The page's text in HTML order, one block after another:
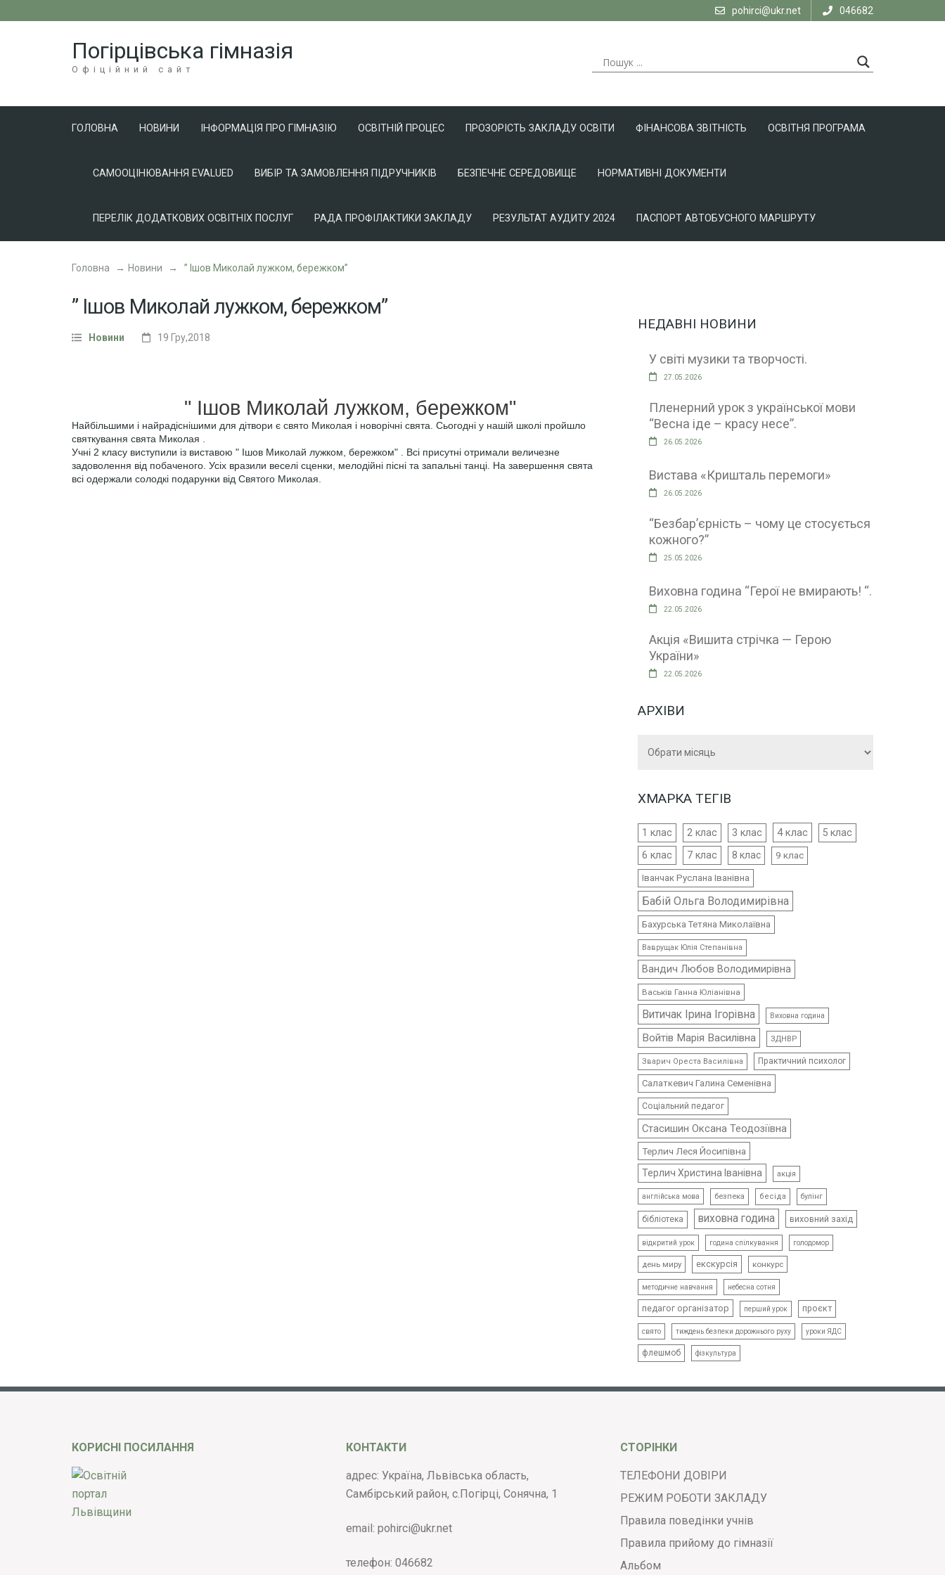
pohirci@ukr.net 046682
Погірцівська гімназія
Офіційний сайт
ГОЛОВНА НОВИНИ ІНФОРМАЦІЯ ПРО ГІМНАЗІЮ ОСВІТНІЙ ПРОЦЕС ПРОЗОРІСТЬ ЗАКЛАДУ ОСВІТИ ФІНАНСОВА ЗВІТНІСТЬ ОСВІТНЯ ПРОГРАМА
САМООЦІНЮВАННЯ EVALUED ВИБІР ТА ЗАМОВЛЕННЯ ПІДРУЧНИКІВ БЕЗПЕЧНЕ СЕРЕДОВИЩЕ НОРМАТИВНІ ДОКУМЕНТИ
ПЕРЕЛІК ДОДАТКОВИХ ОСВІТНІХ ПОСЛУГ РАДА ПРОФІЛАКТИКИ ЗАКЛАДУ РЕЗУЛЬТАТ АУДИТУ 2024 ПАСПОРТ АВТОБУСНОГО МАРШРУТУ
Головна → Новини → ” Ішов Миколай лужком, бережком”
” Ішов Миколай лужком, бережком”
Новини 19 Гру,2018
" Ішов Миколай лужком, бережком"
Найбільшими і найрадіснішими для дітвори є свято Миколая і новорічні свята. Сьогодні у нашій школі пройшло
святкування свята Миколая .
Учні 2 класу виступили із виставою " Ішов Миколай лужком, бережком" . Всі присутні отримали величезне
задоволення від побаченого. Усіх вразили веселі сценки, мелодійні пісні та запальні танці. На завершення свята
всі одержали солодкі подарунки від Святого Миколая.
НЕДАВНІ НОВИНИ
У світі музики та творчості.
27.05.2026
Пленерний урок з української мови
“Весна іде – красу несе”.
26.05.2026
Вистава «Кришталь перемоги»
26.05.2026
“Безбар’єрність – чому це стосується
кожного?”
25.05.2026
Виховна година “Герої не вмирають! “.
22.05.2026
Акція «Вишита стрічка — Герою
України»
22.05.2026
АРХІВИ
ХМАРКА ТЕГІВ
1 клас 2 клас 3 клас 4 клас 5 клас
6 клас 7 клас 8 клас 9 клас
Іванчак Руслана Іванівна
Бабій Ольга Володимирівна
Бахурська Тетяна Миколаївна
Ваврущак Юлія Степанівна
Вандич Любов Володимирівна
Васьків Ганна Юліанівна
Витичак Ірина Ігорівна Виховна година
Войтів Марія Василівна ЗДНВР
Зварич Ореста Василівна Практичний психолог
Салаткевич Галина Семенівна
Соціальний педагог
Стасишин Оксана Теодозіївна
Терлич Леся Йосипівна
Терлич Христина Іванівна
акція
англійська мова безпека бесіда булінг
бібліотека виховна година виховний захід
відкритий урок година спілкування голодомор
день миру екскурсія конкурс
методичне навчання небесна сотня
педагог організатор перший урок проєкт
свято тиждень безпеки дорожнього руху уроки ЯДС
флешмоб фізкультура
КОРИСНІ ПОСИЛАННЯ КОНТАКТИ
адрес: Україна, Львівська область,
Самбірський район, с.Погірці, Сонячна, 1
email: pohirci@ukr.net
телефон: 046682
СТОРІНКИ
ТЕЛЕФОНИ ДОВІРИ
РЕЖИМ РОБОТИ ЗАКЛАДУ
Правила поведінки учнів
Правила прийому до гімназії
Альбом